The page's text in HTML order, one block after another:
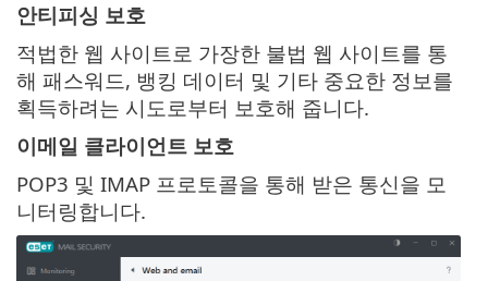
안티피싱 보호
적법한 웹 사이트로 가장한 불법 웹 사이트를 통
해 패스워드, 뱅킹 데이터 및 기타 중요한 정보를
획득하려는 시도로부터 보호해 줍니다.
이메일 클라이언트 보호
POP3 및 IMAP 프로토콜을 통해 받은 통신을 모
니터링합니다.